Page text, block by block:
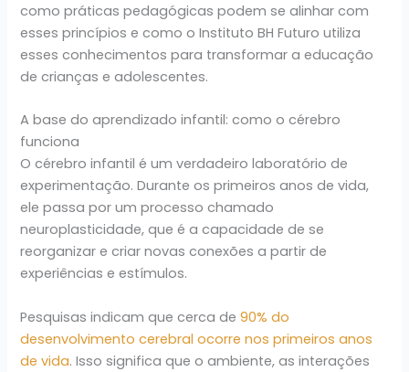
como práticas pedagógicas podem se alinhar com
esses princípios e como o Instituto BH Futuro utiliza
esses conhecimentos para transformar a educação
de crianças e adolescentes.
A base do aprendizado infantil: como o cérebro
funciona
O cérebro infantil é um verdadeiro laboratório de
experimentação. Durante os primeiros anos de vida,
ele passa por um processo chamado
neuroplasticidade, que é a capacidade de se
reorganizar e criar novas conexões a partir de
experiências e estímulos.
Pesquisas indicam que cerca de 90% do
desenvolvimento cerebral ocorre nos primeiros anos
de vida. Isso significa que o ambiente, as interações